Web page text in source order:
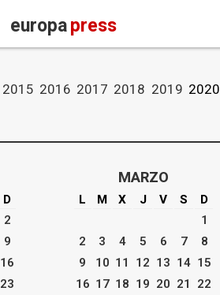
europapress
2015 2016 2017 2018 2019 2020
D
2
9
16
23
MARZO
L M X J V S
D
1
2
3 4 5 6 7
8
9
10 11 12 13 14 15
16 17 18 19 20 21 22